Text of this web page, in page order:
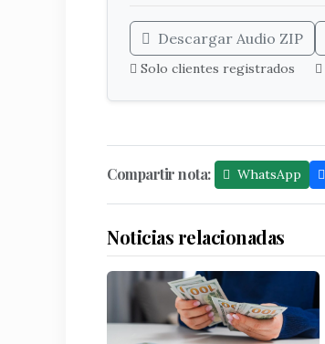
Descargar Audio ZIP
Solo clientes registrados
Compartir nota: WhatsApp
Noticias relacionadas